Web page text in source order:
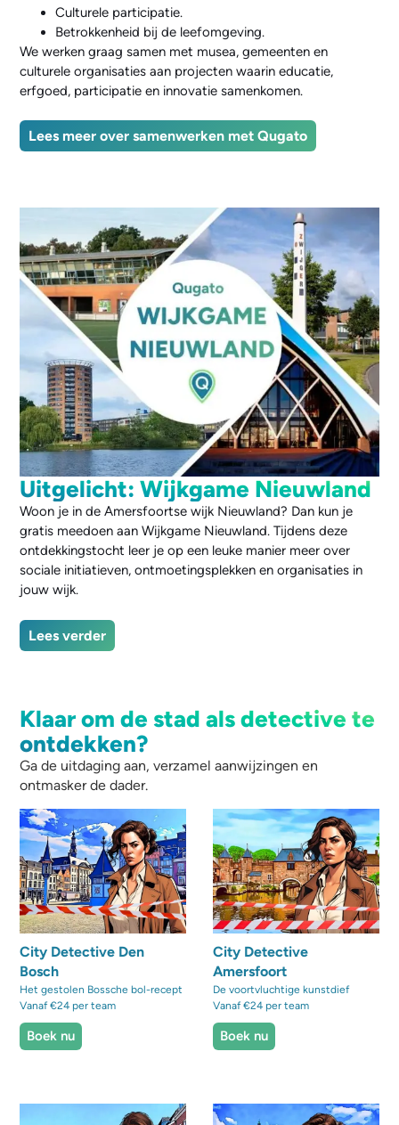
Culturele participatie.
Betrokkenheid bij de leefomgeving.
We werken graag samen met musea, gemeenten en
culturele organisaties aan projecten waarin educatie,
erfgoed, participatie en innovatie samenkomen.
Lees meer over samenwerken met Qugato
Uitgelicht: Wijkgame Nieuwland
Woon je in de Amersfoortse wijk Nieuwland? Dan kun je
gratis meedoen aan Wijkgame Nieuwland. Tijdens deze
ontdekkingstocht leer je op een leuke manier meer over
sociale initiatieven, ontmoetingsplekken en organisaties in
jouw wijk.
Lees verder
Klaar om de stad als detective te
ontdekken?
Ga de uitdaging aan, verzamel aanwijzingen en
ontmasker de dader.
City Detective Den
Bosch
Het gestolen Bossche bol-recept
Vanaf €24 per team
Boek nu
City Detective
Amersfoort
De voortvluchtige kunstdief
Vanaf €24 per team
Boek nu